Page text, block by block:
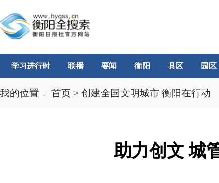
学习进行时 联播 要闻 衡阳 县区 园区
我的位置： 首页 > 创建全国文明城市 衡阳在行动
助力创文 城